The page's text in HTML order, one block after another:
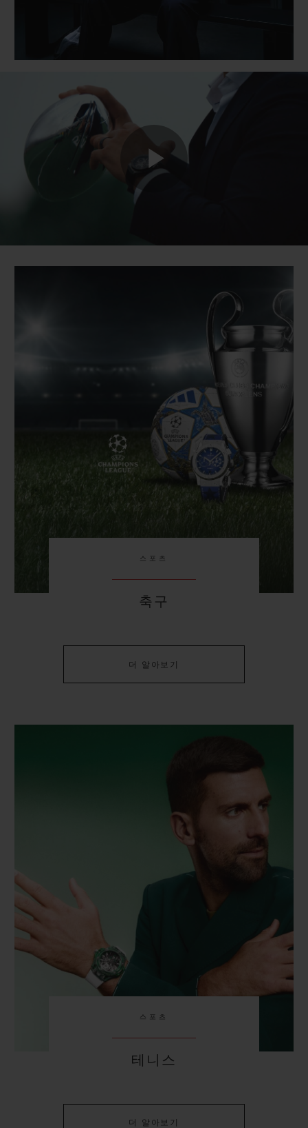
Video
스포츠
축구
더 알아보기
스포츠
테니스
더 알아보기